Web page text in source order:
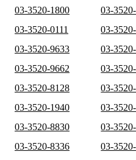
03-3520-1800
03-
03-3520-0111
03-
03-3520-9633
03-
03-3520-9662
03-
03-3520-8128
03-
03-3520-1940
03-
03-3520-8830
03-
03-3520-8336
03-